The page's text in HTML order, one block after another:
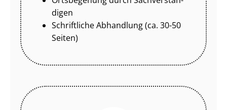
di­gen
Schriftliche Abhandlung (ca. 30-50
Seiten)